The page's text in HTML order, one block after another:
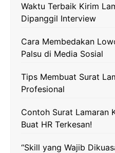
o
k
r
a
p
n
Waktu Terbaik Kirim
Dipanggil Interview
Cara Membedakan
Palsu di Media Sosial
Tips Membuat Surat
Profesional
Contoh Surat Lamaran
Buat HR Terkesan!
“Skill yang Wajib